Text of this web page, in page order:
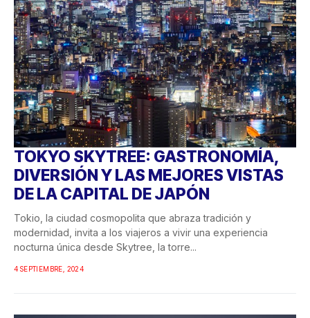
TOKYO SKYTREE: GASTRONOMÍA,
DIVERSIÓN Y LAS MEJORES VISTAS
DE LA CAPITAL DE JAPÓN
Tokio, la ciudad cosmopolita que abraza tradición y
modernidad, invita a los viajeros a vivir una experiencia
nocturna única desde Skytree, la torre...
4 SEPTIEMBRE, 2024